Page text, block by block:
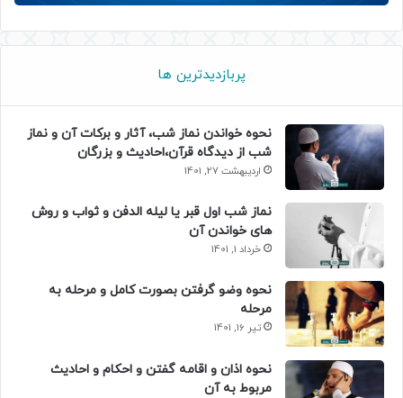
پربازدیدترین ها
نحوه خواندن نماز شب، آثار و برکات آن و نماز
شب از دیدگاه قرآن،احادیث و بزرگان
اردیبهشت 27, 1401
نماز شب اول قبر یا لیله الدفن و ثواب و روش
های خواندن آن
خرداد 1, 1401
نحوه وضو گرفتن بصورت کامل و مرحله به
مرحله
تیر 16, 1401
نحوه اذان و اقامه گفتن و احکام و احادیث
مربوط به آن